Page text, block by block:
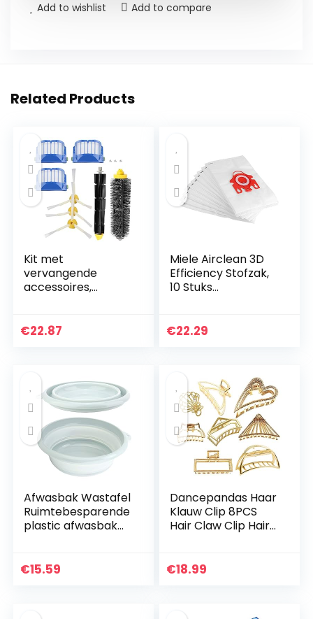
Add to wishlist Add to compare
Related Products
Kit met
vervangende
accessoires,
en 1 klopperborstel
€22.87
Miele Airclean 3D
Efficiency Stofzak,
10 Stuks
Stoffilterzakken
€22.29
Afwasbak Wastafel
Ruimtebesparende
plastic afwasbak
blue)
€15.59
Dancepandas Haar
Klauw Clip 8PCS
Hair Claw Clip Hair
Accessories
€18.99